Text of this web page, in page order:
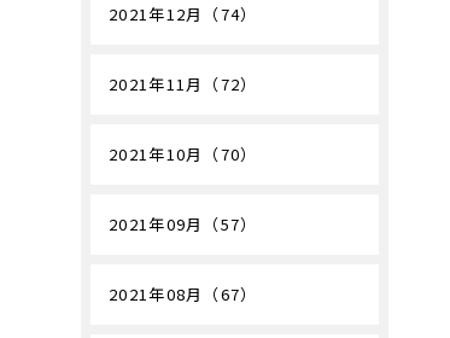
2021年12月（74）
2021年11月（72）
2021年10月（70）
2021年09月（57）
2021年08月（67）